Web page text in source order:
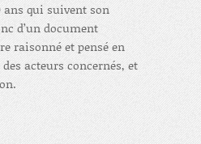
ans qui suivent son
d’un document
raisonné et pensé en
acteurs concernés, et